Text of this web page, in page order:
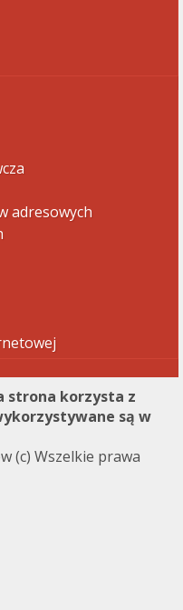
adresowych
strona korzysta z
są w
(c) Wszelkie prawa